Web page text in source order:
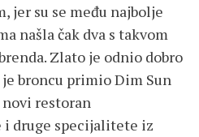
jer su se među najbolje
našla čak dva s takvom
Zlato je odnio dobro
broncu primio Dim Sun
novi restoran
i druge specijalitete iz